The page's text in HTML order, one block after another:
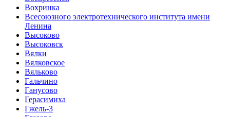
Вохринка
Всесоюзного электротехнического института имени
Ленина
Высоково
Высоковск
Вялки
Вялковское
Вяльково
Гальчино
Ганусово
Герасимиха
Гжель-3